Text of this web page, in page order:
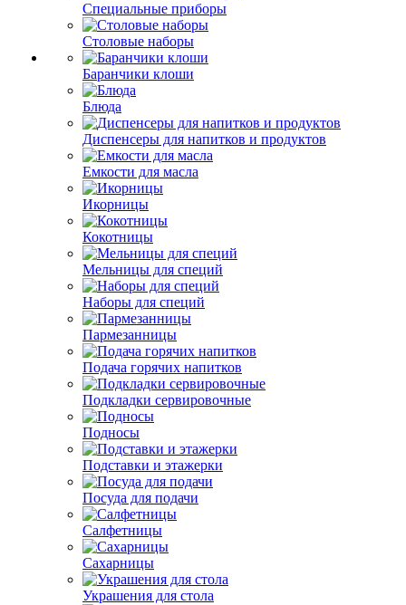
Специальные приборы
Столовые наборы
Баранчики клоши
Блюда
Диспенсеры для напитков и продуктов
Емкости для масла
Икорницы
Кокотницы
Мельницы для специй
Наборы для специй
Пармезанницы
Подача горячих напитков
Подкладки сервировочные
Подносы
Подставки и этажерки
Посуда для подачи
Салфетницы
Сахарницы
Украшения для стола